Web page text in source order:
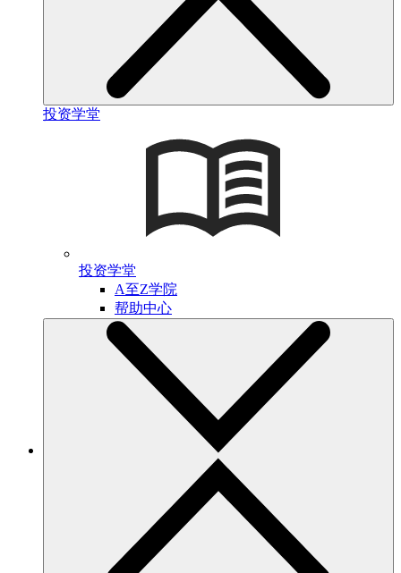
投资学堂
投资学堂
A至Z学院
帮助中心